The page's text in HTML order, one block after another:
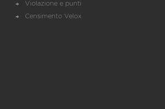
Violazione e punti
Censimento Velox